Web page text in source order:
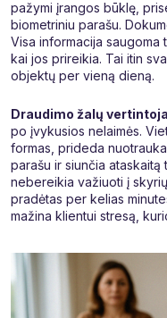
pažymi įrangos būklę,
biometriniu parašu.
Visa informacija saugoma
kai jos prireikia. Tai itin
objektų per vieną dieną.
Draudimo žalų
po įvykusios nelaimės.
formas, prideda
parašu ir siunčia ataskaitą
nebereikia važiuoti į
pradėtas per kelias
mažina klientui stresą,